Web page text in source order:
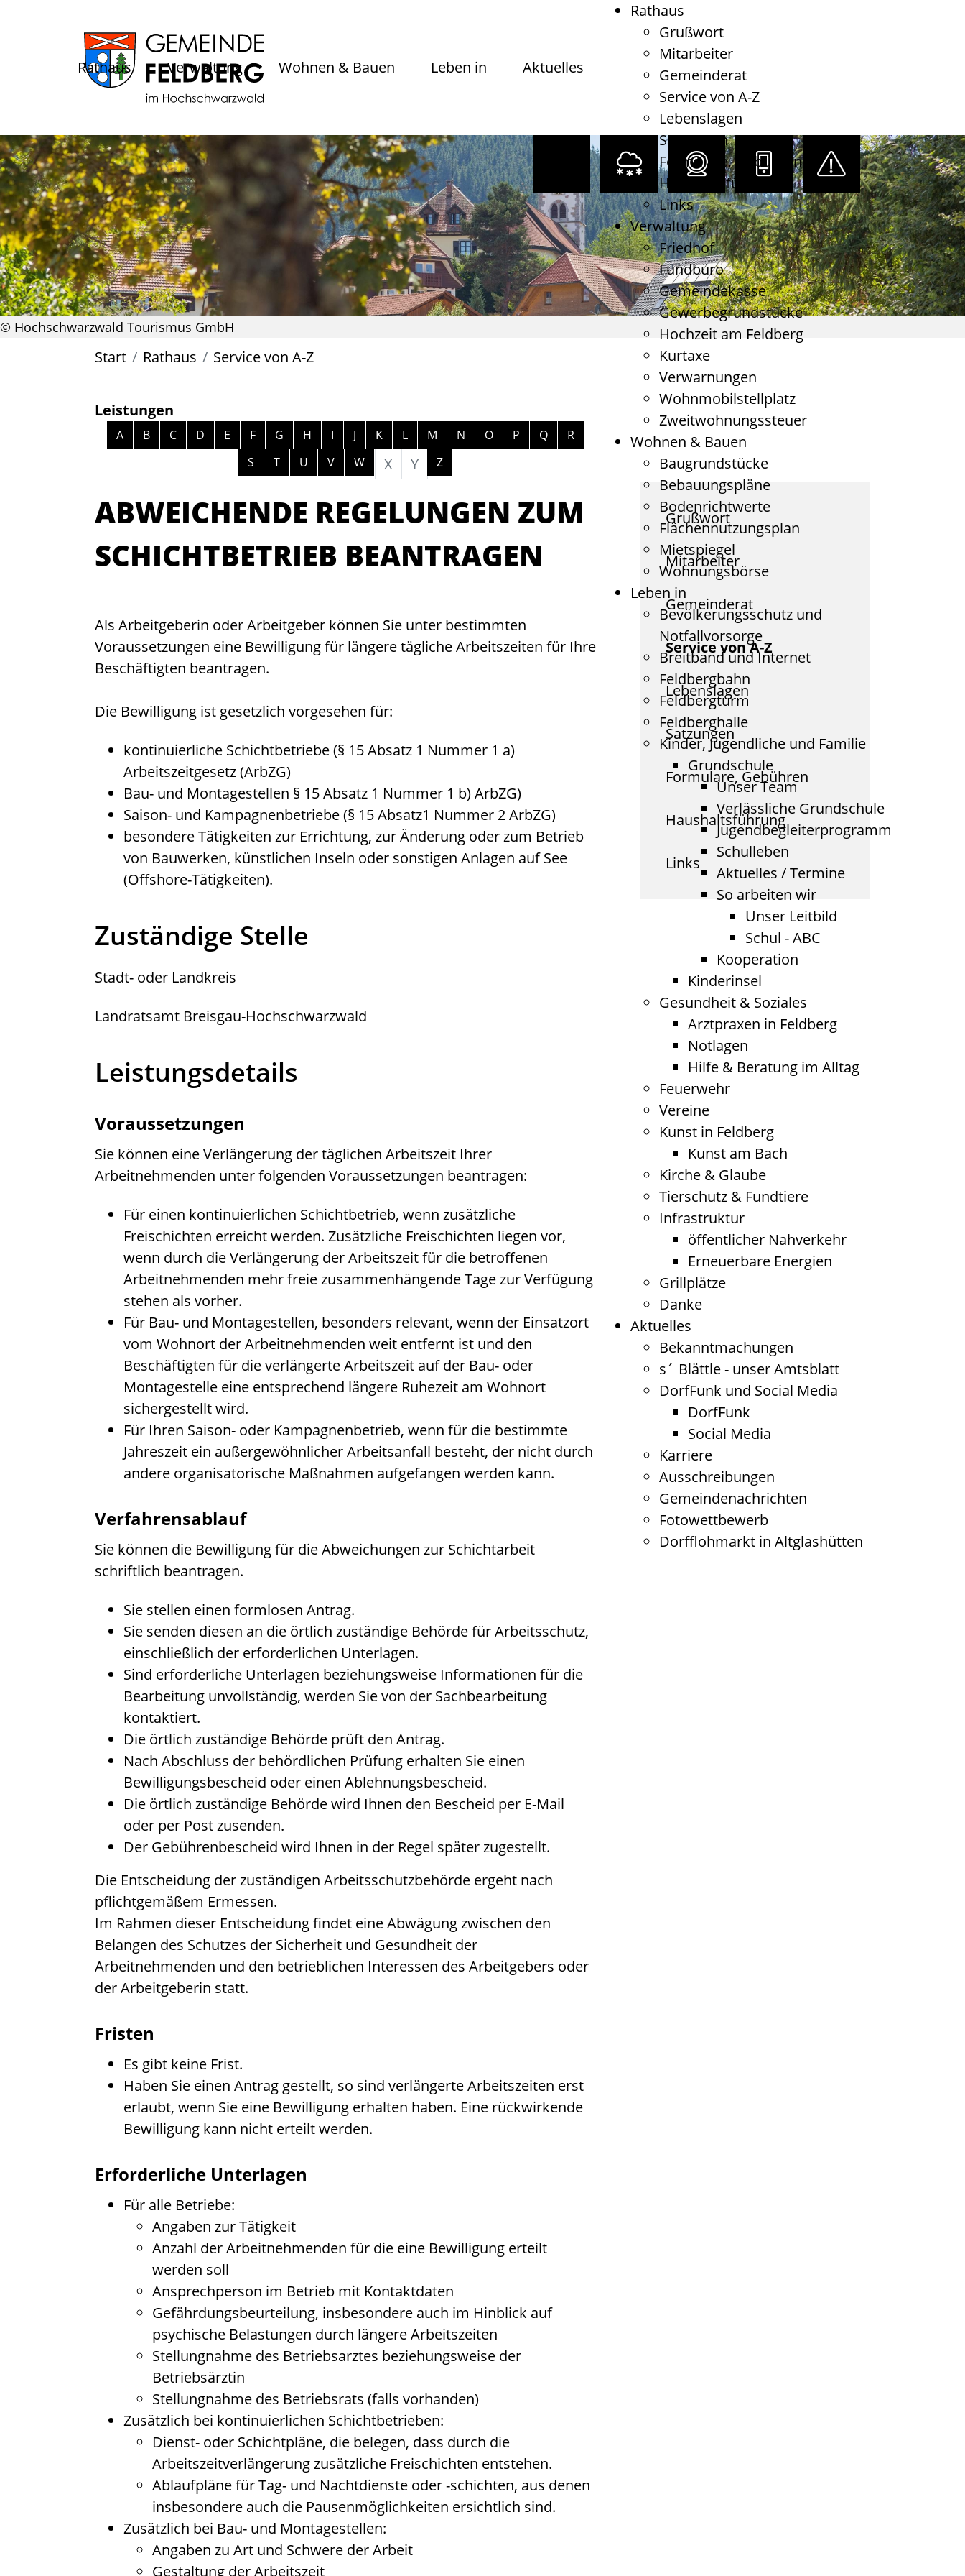
Rathaus Verwaltung Wohnen & Bauen Leben in Aktuelles
Rathaus
Grußwort
Mitarbeiter
Gemeinderat
Service von A-Z
Lebenslagen
Satzungen
Formulare, Gebühren
Haushaltsführung
Links
Verwaltung
Friedhof
Fundbüro
Gemeindekasse
Gewerbegrundstücke
Hochzeit am Feldberg
Kurtaxe
Verwarnungen
Wohnmobilstellplatz
Zweitwohnungssteuer
Wohnen & Bauen
Baugrundstücke
Bebauungspläne
Bodenrichtwerte
Flächennutzungsplan
Mietspiegel
Wohnungsbörse
Leben in
Bevölkerungsschutz und
Notfallvorsorge
Breitband und Internet
Feldbergbahn
Feldbergturm
Feldberghalle
Kinder, Jugendliche und Familie
Grundschule
Unser Team
Verlässliche Grundschule
Jugendbegleiterprogramm
Schulleben
Aktuelles / Termine
So arbeiten wir
Unser Leitbild
Schul - ABC
Kooperation
Kinderinsel
Gesundheit & Soziales
Arztpraxen in Feldberg
Notlagen
Hilfe & Beratung im Alltag
Feuerwehr
Vereine
Kunst in Feldberg
Kunst am Bach
Kirche & Glaube
Tierschutz & Fundtiere
Infrastruktur
öffentlicher Nahverkehr
Erneuerbare Energien
Grillplätze
Danke
Aktuelles
Bekanntmachungen
s´ Blättle - unser Amtsblatt
DorfFunk und Social Media
DorfFunk
Social Media
Karriere
Ausschreibungen
Gemeindenachrichten
Fotowettbewerb
Dorfflohmarkt in Altglashütten
© Hochschwarzwald Tourismus GmbH
Start Rathaus Service von A-Z
Leistungen
Alphabetisches Register überspringen
A B C D E F G H I J K L M N O P Q
R
S
T U V W X Y Z
ABWEICHENDE REGELUNGEN ZUM
SCHICHTBETRIEB BEANTRAGEN
Als Arbeitgeberin oder Arbeitgeber können Sie unter bestimmten
Voraussetzungen eine Bewilligung für längere tägliche Arbeitszeiten für Ihre
Beschäftigten beantragen.
Die Bewilligung ist gesetzlich vorgesehen für:
kontinuierliche Schichtbetriebe (§ 15 Absatz 1 Nummer 1 a)
Arbeitszeitgesetz (ArbZG)
Bau- und Montagestellen § 15 Absatz 1 Nummer 1 b) ArbZG)
Saison- und Kampagnenbetriebe (§ 15 Absatz1 Nummer 2 ArbZG)
besondere Tätigkeiten zur Errichtung, zur Änderung oder zum Betrieb
von Bauwerken, künstlichen Inseln oder sonstigen Anlagen auf See
(Offshore-Tätigkeiten).
Zuständige Stelle
Stadt- oder Landkreis
Landratsamt Breisgau-Hochschwarzwald
Leistungsdetails
Voraussetzungen
Sie können eine Verlängerung der täglichen Arbeitszeit Ihrer
Arbeitnehmenden unter folgenden Voraussetzungen beantragen:
Für einen kontinuierlichen Schichtbetrieb, wenn zusätzliche
Freischichten erreicht werden. Zusätzliche Freischichten liegen vor,
wenn durch die Verlängerung der Arbeitszeit für die betroffenen
Arbeitnehmenden mehr freie zusammenhängende Tage zur Verfügung
stehen als vorher.
Für Bau- und Montagestellen, besonders relevant, wenn der Einsatzort
vom Wohnort der Arbeitnehmenden weit entfernt ist und den
Beschäftigten für die verlängerte Arbeitszeit auf der Bau- oder
Montagestelle eine entsprechend längere Ruhezeit am Wohnort
sichergestellt wird.
Für Ihren Saison- oder Kampagnenbetrieb, wenn für die bestimmte
Jahreszeit ein außergewöhnlicher Arbeitsanfall besteht, der nicht durch
andere organisatorische Maßnahmen aufgefangen werden kann.
Verfahrensablauf
Sie können die Bewilligung für die Abweichungen zur Schichtarbeit
schriftlich beantragen.
Sie stellen einen formlosen Antrag.
Sie senden diesen an die örtlich zuständige Behörde für Arbeitsschutz,
einschließlich der erforderlichen Unterlagen.
Sind erforderliche Unterlagen beziehungsweise Informationen für die
Bearbeitung unvollständig, werden Sie von der Sachbearbeitung
kontaktiert.
Die örtlich zuständige Behörde prüft den Antrag.
Nach Abschluss der behördlichen Prüfung erhalten Sie einen
Bewilligungsbescheid oder einen Ablehnungsbescheid.
Die örtlich zuständige Behörde wird Ihnen den Bescheid per E-Mail
oder per Post zusenden.
Der Gebührenbescheid wird Ihnen in der Regel später zugestellt.
Die Entscheidung der zuständigen Arbeitsschutzbehörde ergeht nach
pflichtgemäßem Ermessen.
Im Rahmen dieser Entscheidung findet eine Abwägung zwischen den
Belangen des Schutzes der Sicherheit und Gesundheit der
Arbeitnehmenden und den betrieblichen Interessen des Arbeitgebers oder
der Arbeitgeberin statt.
Fristen
Es gibt keine Frist.
Haben Sie einen Antrag gestellt, so sind verlängerte Arbeitszeiten erst
erlaubt, wenn Sie eine Bewilligung erhalten haben. Eine rückwirkende
Bewilligung kann nicht erteilt werden.
Erforderliche Unterlagen
Für alle Betriebe:
Angaben zur Tätigkeit
Anzahl der Arbeitnehmenden für die eine Bewilligung erteilt
werden soll
Ansprechperson im Betrieb mit Kontaktdaten
Gefährdungsbeurteilung, insbesondere auch im Hinblick auf
psychische Belastungen durch längere Arbeitszeiten
Stellungnahme des Betriebsarztes beziehungsweise der
Betriebsärztin
Stellungnahme des Betriebsrats (falls vorhanden)
Zusätzlich bei kontinuierlichen Schichtbetrieben:
Dienst- oder Schichtpläne, die belegen, dass durch die
Arbeitszeitverlängerung zusätzliche Freischichten entstehen.
Ablaufpläne für Tag- und Nachtdienste oder -schichten, aus denen
insbesondere auch die Pausenmöglichkeiten ersichtlich sind.
Zusätzlich bei Bau- und Montagestellen:
Angaben zu Art und Schwere der Arbeit
Gestaltung der Arbeitszeit
Grußwort
Mitarbeiter
Gemeinderat
Service von A-Z
Lebenslagen
Satzungen
Formulare, Gebühren
Haushaltsführung
Links